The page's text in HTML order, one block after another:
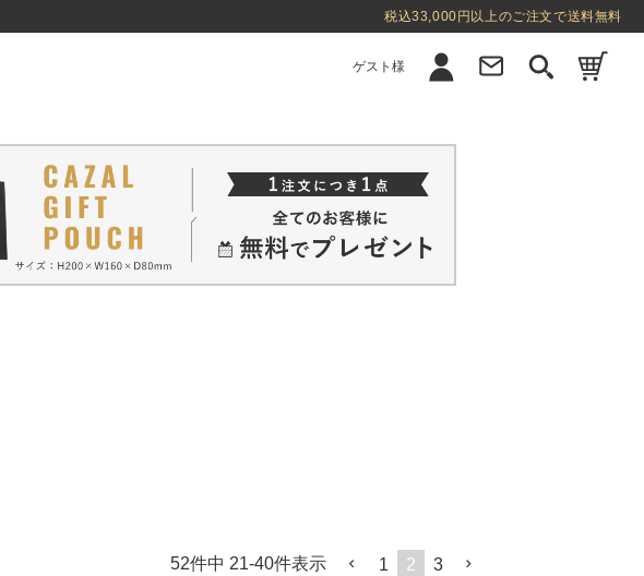
税込33,000円以上のご注文で送料無料
ゲスト様
52件中 21-40件表示 1 2 3